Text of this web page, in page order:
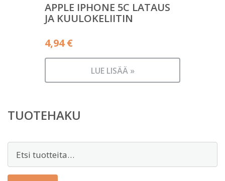
APPLE IPHONE 5C LATAUS
JA KUULOKELIITIN
4,94€
LUE LISÄÄ »
TUOTEHAKU